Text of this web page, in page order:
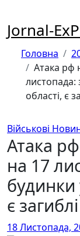
контенту
Jornal-
Головна
Атака рф
листопада:
області, є
Військові
Атака
на 17
будинки
є
18 Листопада,